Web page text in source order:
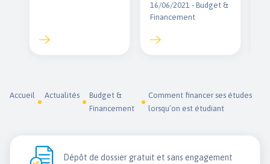
Accueil Actualités
Budget &
Financement
Comment financer ses études
lorsqu’on est étudiant
16/06/2021 - Budget &
Financement
Dépôt de dossier gratuit et sans engagement